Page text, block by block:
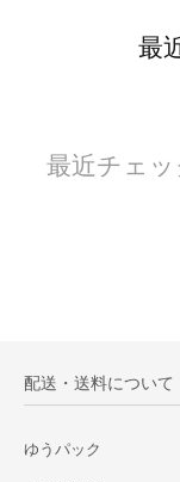
最
最近チェ
配送・送料について
ゆうパック